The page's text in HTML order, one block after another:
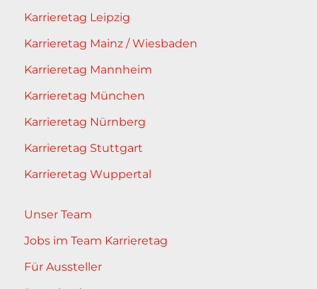
Karrieretag Leipzig
Karrieretag Mainz / Wiesbaden
Karrieretag Mannheim
Karrieretag München
Karrieretag Nürnberg
Karrieretag Stuttgart
Karrieretag Wuppertal
Unser Team
Jobs im Team Karrieretag
Für Aussteller